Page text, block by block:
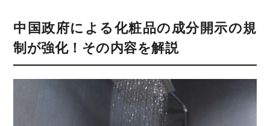
中国政府による化粧品の成分開示の規
制が強化！その内容を解説